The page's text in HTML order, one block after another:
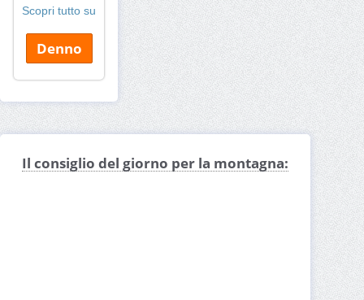
Scopri tutto su
Denno
Il consiglio del giorno per la montagna: